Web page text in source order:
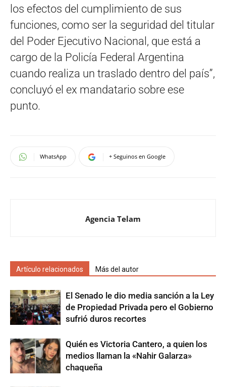
los efectos del cumplimiento de sus
funciones, como ser la seguridad del titular
del Poder Ejecutivo Nacional, que está a
cargo de la Policía Federal Argentina
cuando realiza un traslado dentro del país”,
concluyó el ex mandatario sobre ese
punto.
WhatsApp + Seguinos en Google
Agencia Telam
Artículo relacionados Más del autor
El Senado le dio media sanción a la Ley
de Propiedad Privada pero el Gobierno
sufrió duros recortes
Quién es Victoria Cantero, a quien los
medios llaman la «Nahir Galarza»
chaqueña